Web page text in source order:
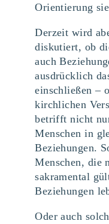
Orientierung
Derzeit wird
diskutiert, ob
auch
ausdrücklich
einschließen –
kirchlichen
betrifft nicht
Menschen in
Beziehungen.
Menschen, die
sakramental
Beziehungen
Oder auch